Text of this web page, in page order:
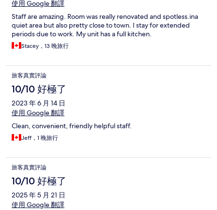
使用 Google 翻譯
Staff are amazing. Room was really renovated and spotless.ina
quiet area but also pretty close to town. I stay for extended
periods due to work. My unit has a full kitchen.
Stacey，13 晚旅行
旅客真實評論
10/10 好極了
2023 年 6 月 14 日
使用 Google 翻譯
Clean, convenient, friendly helpful staff.
Jeff，1 晚旅行
旅客真實評論
10/10 好極了
2025 年 5 月 21 日
使用 Google 翻譯